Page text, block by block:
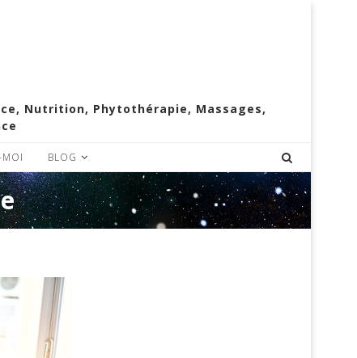
Nutrition, Phytothérapie, Massages,
BLOG